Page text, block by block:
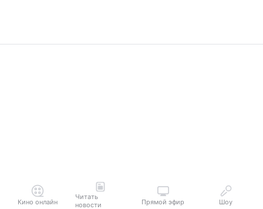
Кино онлайн
Читать
новости
Прямой эфир Шоу